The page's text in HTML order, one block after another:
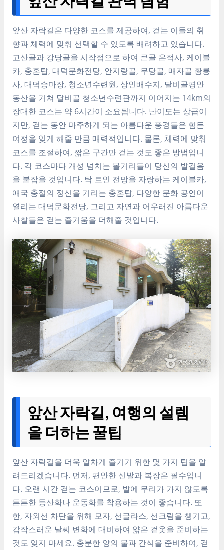
앞산 자락길은 다양한 코스를 제공하여, 걷는 이들의 취
향과 체력에 맞춰 선택할 수 있도록 배려하고 있습니다.
고산골과 강당골을 시작점으로 하여 큰골 은적사, 케이블
카, 충혼탑, 대덕문화전당, 안지랑골, 무당골, 매자골 황룡
사, 대덕승마장, 청소년수련원, 상인배수지, 달비골평안
동산을 거쳐 달비골 청소년수련관까지 이어지는 14km의
장대한 코스는 약 6시간이 소요됩니다. 난이도는 상급이
지만, 걷는 동안 마주하게 되는 아름다운 풍경들은 힘든
여정을 잊게 해줄 만큼 매력적입니다. 물론, 체력에 맞춰
코스를 조절하여, 짧은 구간만 걷는 것도 좋은 방법입니
다. 각 코스마다 개성 넘치는 볼거리들이 당신의 발걸음
을 붙잡을 것입니다. 탁 트인 전망을 자랑하는 케이블카,
애국 충절의 정신을 기리는 충혼탑, 다양한 문화 공연이
열리는 대덕문화전당, 그리고 자연과 어우러진 아름다운
사찰들은 걷는 즐거움을 더해줄 것입니다.
앞산 자락길, 여행의 설렘
을 더하는 꿀팁
앞산 자락길을 더욱 알차게 즐기기 위한 몇 가지 팁을 알
려드리겠습니다. 먼저, 편안한 신발과 복장은 필수입니
다. 오랜 시간 걷는 코스이므로, 발에 무리가 가지 않도록
튼튼한 등산화나 운동화를 착용하는 것이 좋습니다. 또
한, 자외선 차단을 위해 모자, 선글라스, 선크림을 챙기고,
갑작스러운 날씨 변화에 대비하여 얇은 겉옷을 준비하는
것도 잊지 마세요. 충분한 양의 물과 간식을 준비하여, 걷